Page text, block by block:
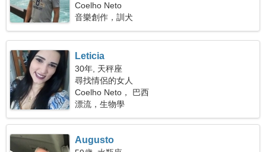
Coelho Neto
音樂創作，訓犬
Leticia
30年, 天秤座
尋找情侶的女人
Coelho Neto， 巴西
漂流，生物學
Augusto